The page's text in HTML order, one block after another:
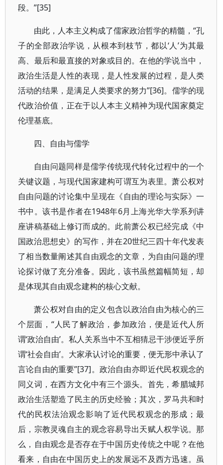
段。”[35]
由此，人本主义构成了儒家政治哲学的精髓，“孔
子的全部政治学说，从根本到枝节，都以‘人’为其最
高、最后和最直接的对象或目的。在他的学说当中，
政治生活是人性的表现，是人性发展的过程，是人类
活动的结果，是满足人类要求的努力”[36]。儒学的现
代政治价值，正在于以人本主义精神为现代国家奠定
伦理基底。
四、自由与儒学
自由问题同样是儒学传统现代转化过程中的一个
关键议题，与现代国家建构可谓互为表里。萧公权对
自由问题的讨论集中呈现在《自由的理论与实际》一
书中。该书是作者在1948年6月上海光华大学系列讲
座讲稿基础上修订而成的。此前萧公权已经完成《中
国政治思想史》的写作，并在20世纪三四十年代发表
了相当数量阐述其自由观念的文章，为自由问题的理
论探讨做了充分准备。因此，该书虽然篇幅简短，却
是体现其自由观念建构的核心文献。
萧公权对自由的定义包含以政治自由为核心的三
个层面，“人民了解政治，参加政治，便是近代人所
谓‘政治自由’。私人关系当中不互相猜忌干涉便近乎所
谓‘社会自由’。大家承认讨论的重要，便无形中承认了
言论自由的重要”[37]。政治自由亦即近代民权观念的
同义词，在西方文化中有三个源头。首先，希腊城邦
政治生活塑造了民主的历史经验；其次，罗马共和时
代的民权法治观念影响了近代民权观念的形成；最
后，宗教灵魂自主的观念容易导出天赋人权学说。那
么，自由观念是否存在于中国历史传统之中呢？在他
看来，自由在中国历史上的发展远不及西方迅速。虽